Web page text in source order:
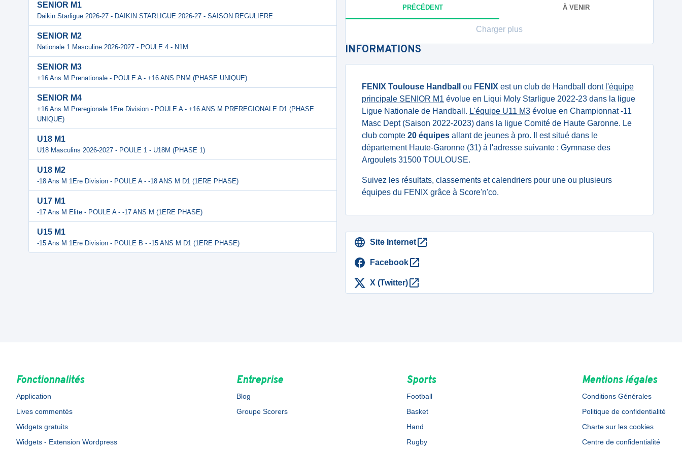
SENIOR M1
Daikin Starligue 2026-27 - DAIKIN STARLIGUE 2026-27 - SAISON REGULIERE
SENIOR M2
Nationale 1 Masculine 2026-2027 - POULE 4 - N1M
SENIOR M3
+16 Ans M Prenationale - POULE A - +16 ANS PNM (PHASE UNIQUE)
SENIOR M4
+16 Ans M Preregionale 1Ere Division - POULE A - +16 ANS M PREREGIONALE D1 (PHASE
UNIQUE)
U18 M1
U18 Masculins 2026-2027 - POULE 1 - U18M (PHASE 1)
U18 M2
-18 Ans M 1Ere Division - POULE A - -18 ANS M D1 (1ERE PHASE)
U17 M1
-17 Ans M Elite - POULE A - -17 ANS M (1ERE PHASE)
U15 M1
-15 Ans M 1Ere Division - POULE B - -15 ANS M D1 (1ERE PHASE)
PRÉCÉDENT À VENIR
Charger plus
INFORMATIONS
FENIX Toulouse Handball ou FENIX est un club de Handball dont l'équipe
principale SENIOR M1 évolue en Liqui Moly Starligue 2022-23 dans la ligue
Ligue Nationale de Handball. L'équipe U11 M3 évolue en Championnat -11
Masc Dept (Saison 2022-2023) dans la ligue Comité de Haute Garonne. Le
club compte 20 équipes allant de jeunes à pro. Il est situé dans le
département Haute-Garonne (31) à l'adresse suivante : Gymnase des
Argoulets 31500 TOULOUSE.
Suivez les résultats, classements et calendriers pour une ou plusieurs
équipes du FENIX grâce à Score'n'co.
Site Internet
Facebook
X (Twitter)
Fonctionnalités
Application
Lives commentés
Widgets gratuits
Widgets - Extension Wordpress
Entreprise
Blog
Groupe Scorers
Sports
Football
Basket
Hand
Rugby
Mentions légales
Conditions Générales
Politique de confidentialité
Charte sur les cookies
Centre de confidentialité